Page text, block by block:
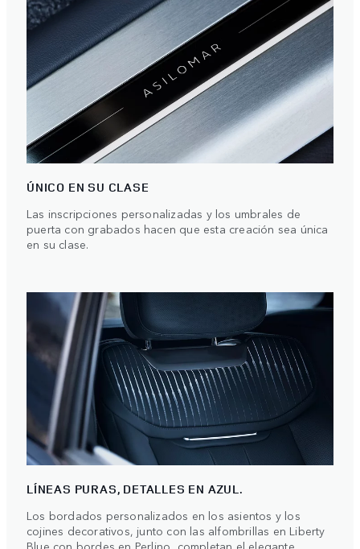
ÚNICO EN SU CLASE
Las inscripciones personalizadas y los umbrales de
puerta con grabados hacen que esta creación sea única
en su clase.
LÍNEAS PURAS, DETALLES EN AZUL.
Los bordados personalizados en los asientos y los
cojines decorativos, junto con las alfombrillas en Liberty